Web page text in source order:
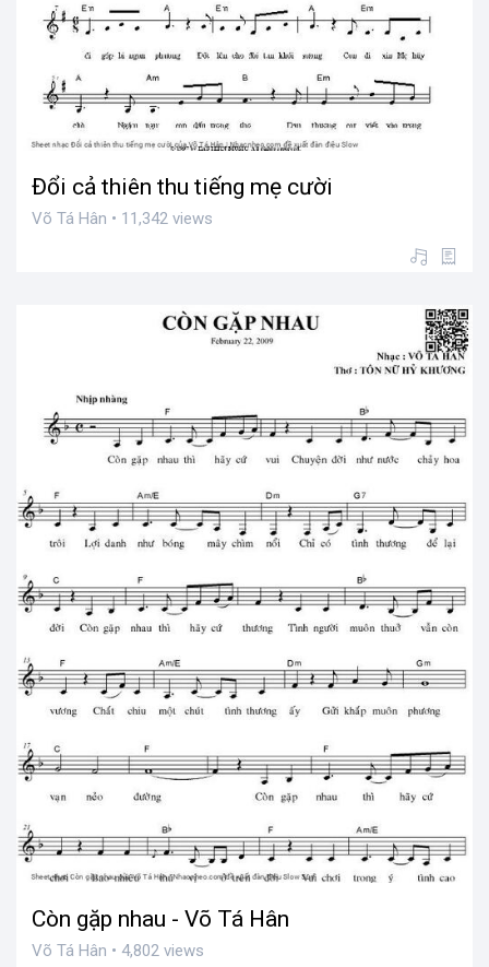
Đổi cả thiên thu tiếng mẹ cười
Võ Tá Hân • 11,342 views
Còn gặp nhau - Võ Tá Hân
Võ Tá Hân • 4,802 views